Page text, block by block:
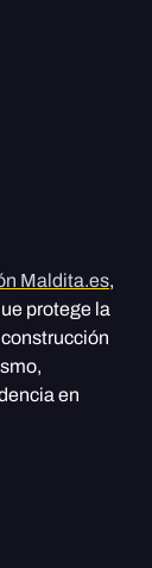
Maldita.es,
protege la
en